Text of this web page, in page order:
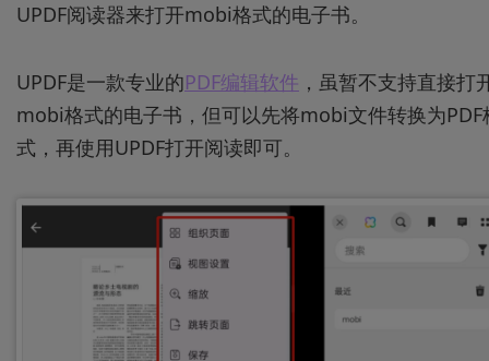
UPDF阅读器来打开mobi格式的电子书。
UPDF是一款专业的PDF编辑软件 ，虽暂不支持直接打
mobi格式的电子书，但可以先将mobi文件转换为PDF
式，再使用UPDF打开阅读即可。